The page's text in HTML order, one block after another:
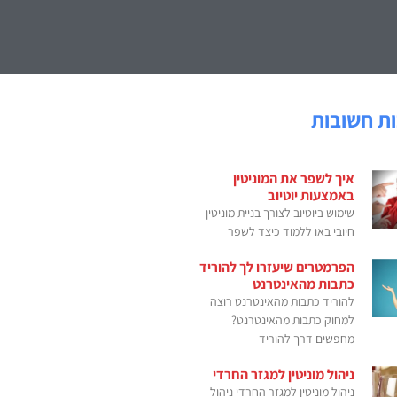
חשובות
איך לשפר את המוניטין
באמצעות יוטיוב
שימוש ביוטיוב לצורך בניית מוניטין
חיובי באו ללמוד כיצד לשפר
הפרמטרים שיעזרו לך להוריד
כתבות מהאינטרנט
להוריד כתבות מהאינטרנט רוצה
למחוק כתבות מהאינטרנט?
מחפשים דרך להוריד
ניהול מוניטין למגזר החרדי
ניהול מוניטין למגזר החרדי ניהול